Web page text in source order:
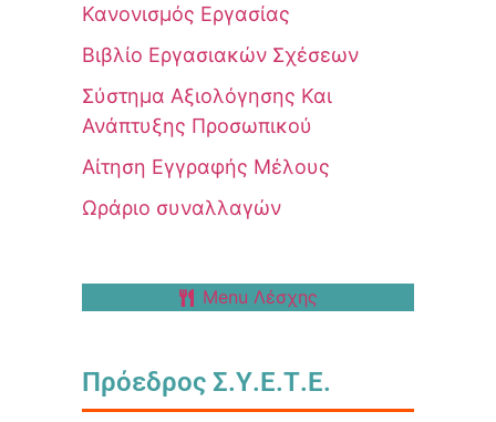
Κανονισμός Εργασίας
Βιβλίο Εργασιακών Σχέσεων
Σύστημα Αξιολόγησης Και
Ανάπτυξης Προσωπικού
Αίτηση Εγγραφής Μέλους
Ωράριο συναλλαγών
Menu Λέσχης
Πρόεδρος Σ.Υ.Ε.Τ.Ε.